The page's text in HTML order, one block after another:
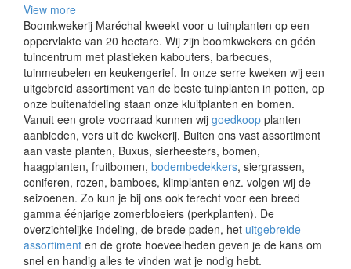
View more
Boomkwekerij Maréchal kweekt voor u tuinplanten op een
oppervlakte van 20 hectare. Wij zijn boomkwekers en géén
tuincentrum met plastieken kabouters, barbecues,
tuinmeubelen en keukengerief. In onze serre kweken wij een
uitgebreid assortiment van de beste tuinplanten in potten, op
onze buitenafdeling staan onze kluitplanten en bomen.
Vanuit een grote voorraad kunnen wij goedkoop planten
aanbieden, vers uit de kwekerij. Buiten ons vast assortiment
aan vaste planten, Buxus, sierheesters, bomen,
haagplanten, fruitbomen, bodembedekkers, siergrassen,
coniferen, rozen, bamboes, klimplanten enz. volgen wij de
seizoenen. Zo kun je bij ons ook terecht voor een breed
gamma éénjarige zomerbloeiers (perkplanten). De
overzichtelijke indeling, de brede paden, het uitgebreide
assortiment en de grote hoeveelheden geven je de kans om
snel en handig alles te vinden wat je nodig hebt.